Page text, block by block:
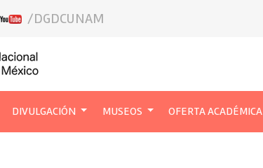
/DGDCUNAM
DIVULGACIÓN MUSEOS OFERTA ACADÉMICA